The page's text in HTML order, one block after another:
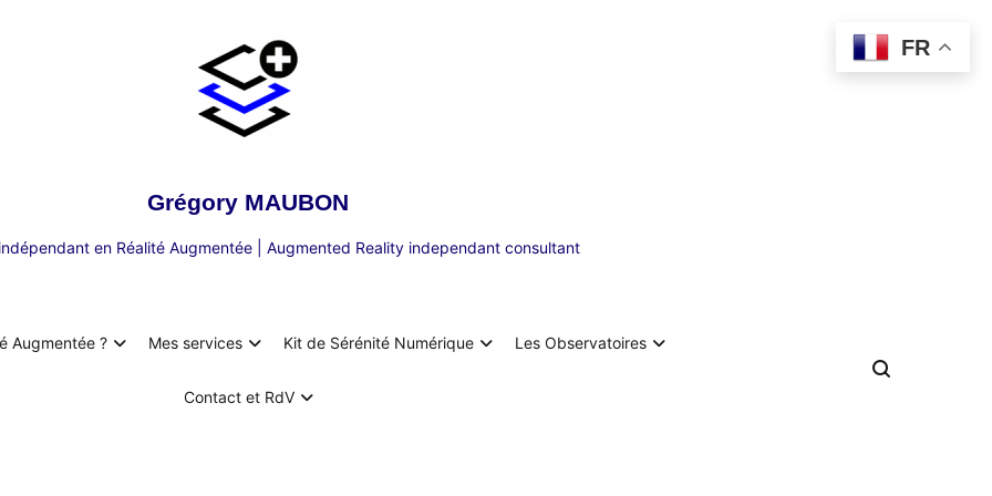
Grégory MAUBON
en Réalité Augmentée | Augmented Reality independant consultant
Augmentée ? Mes services Kit de Sérénité Numérique Les Observatoires
Contact et RdV
FR